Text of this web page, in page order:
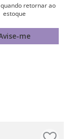
retornar ao
estoque
me